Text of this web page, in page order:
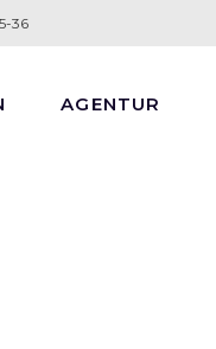
36
AGENTUR